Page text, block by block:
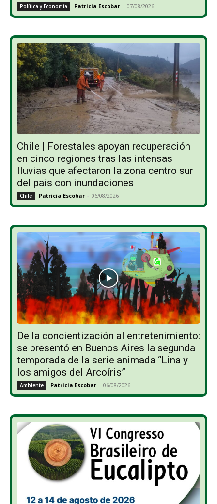
Política y Economía Patricia Escobar - 07/08/2026
Chile | Forestales apoyan recuperación
en cinco regiones tras las intensas
lluvias que afectaron la zona centro sur
del país con inundaciones
Chile Patricia Escobar - 06/08/2026
De la concientización al entretenimiento:
se presentó en Buenos Aires la segunda
temporada de la serie animada “Lina y
los amigos del Arcoíris”
Ambiente Patricia Escobar - 06/08/2026